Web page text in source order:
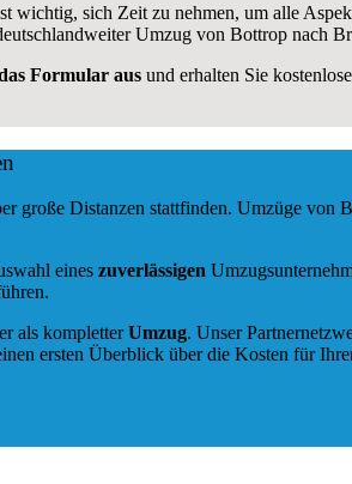
wichtig, sich Zeit zu nehmen, um alle
Umzug von Bottrop nach
Formular ausund erhalten Sie
große Distanzen stattfinden. Umzüge von
eines zuverlässigen
als kompletterUmzug. Unser
ersten Überblick über die Kosten für